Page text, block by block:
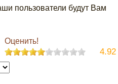
пользователи будут Вам
Оценить!
4.92